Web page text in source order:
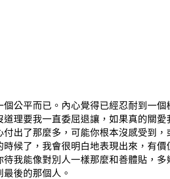
公平而已。內心覺得已經忍耐到一
理要我一直委屈退讓，如果真的關
出了那麼多，可能你根本沒感受到
候了，我會很明白地表現出來，有
我能像對別人一樣那麼和善體貼，
後的那個人。